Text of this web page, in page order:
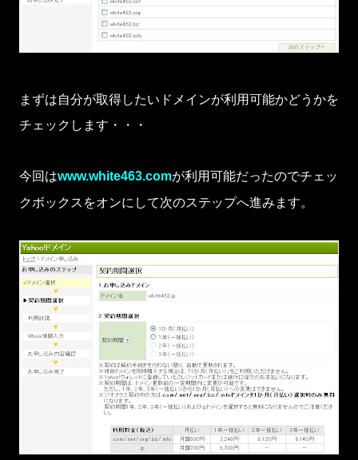
まずは自分が取得したいドメインが利用可能かどうかを
チェックします・・・
今回はwww.white463.comが利用可能だったのでチェッ
クボックスをオンにして次のステップへ進みます。